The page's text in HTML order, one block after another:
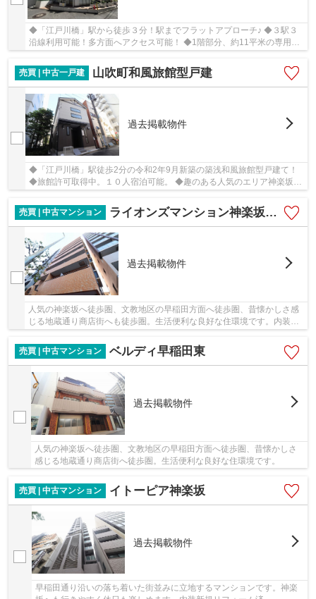
◆「江戸川橋」駅から徒歩３分！駅までフラットアプローチ♪ ◆３駅３
沿線利用可能！多方面へアクセス可能！ ◆1階部分、約11平米の専用庭
売買 | 中古一戸建
山吹町和風旅館型戸建
過去掲載物件
◆「江戸川橋」駅徒歩2分の令和2年9月新築の築浅和風旅館型戸建て！
◆旅館許可取得中。１０人宿泊可能。 ◆趣のある人気のエリア神楽坂に
佇む、和風モダンなおしゃれな外観♪
売買 | 中古マンション
ライオンズマンション神楽坂第6
過去掲載物件
人気の神楽坂へ徒歩圏、文教地区の早稲田方面へ徒歩圏、昔懐かしさ感
じる地蔵通り商店街へも徒歩圏。生活便利な良好な住環境です。内装リ
ノベーション中ですが、内見ご相談ください。
売買 | 中古マンション
ベルディ早稲田東
過去掲載物件
人気の神楽坂へ徒歩圏、文教地区の早稲田方面へ徒歩圏、昔懐かしさ
感じる地蔵通り商店街へ徒歩圏。生活便利な良好な住環境です。
売買 | 中古マンション イトーピア神楽坂
過去掲載物件
早稲田通り沿いの落ち着いた街並みに立地するマンションです。神楽